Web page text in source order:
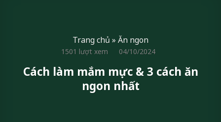
Trang chủ » Ăn ngon
1501 lượt xem 04/10/2024
Cách làm mắm mực & 3 cách ăn
ngon nhất